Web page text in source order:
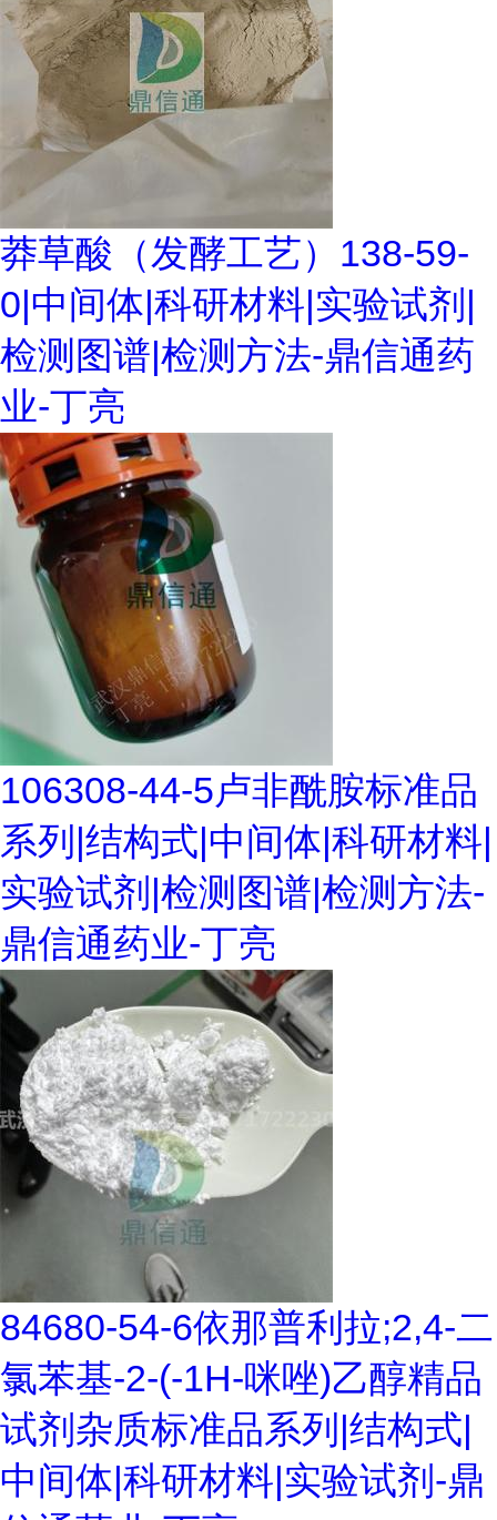
莽草酸（发酵工艺）138-59-
0|中间体|科研材料|实验试剂|
检测图谱|检测方法-鼎信通药
业-丁亮
106308-44-5卢非酰胺标准品
系列|结构式|中间体|科研材料|
实验试剂|检测图谱|检测方法-
鼎信通药业-丁亮
84680-54-6依那普利拉;2,4-二
氯苯基-2-(-1H-咪唑)乙醇精品
试剂杂质标准品系列|结构式|
中间体|科研材料|实验试剂-鼎